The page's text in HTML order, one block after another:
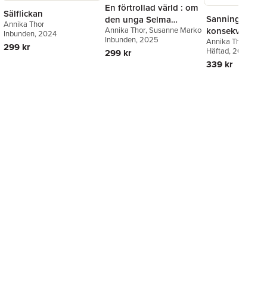
Sälflickan
Annika Thor
Inbunden, 2024
299 kr
En förtrollad värld : om
den unga Selma
Lagerlöf och om
berättelserna hon skrev
som vuxen
Annika Thor,Susanne Marko
Inbunden, 2025
299 kr
Sanning eller
konsekvens
Annika Thor
Häftad, 2012
339 kr